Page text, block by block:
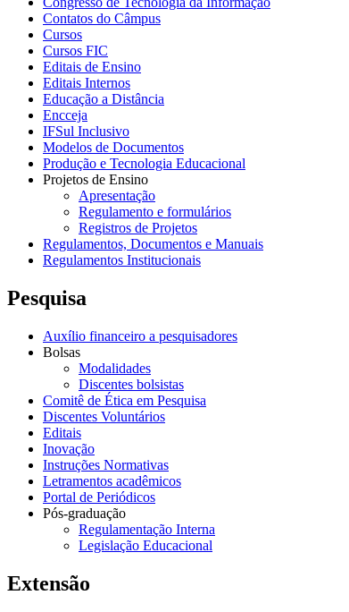
Contatos do Câmpus
Cursos
Cursos FIC
Editais de Ensino
Editais Internos
Educação a Distância
Encceja
IFSul Inclusivo
Modelos de Documentos
Produção e Tecnologia Educacional
Projetos de Ensino
Apresentação
Regulamento e formulários
Registros de Projetos
Regulamentos, Documentos e Manuais
Regulamentos Institucionais
Pesquisa
Auxílio financeiro a pesquisadores
Bolsas
Modalidades
Discentes bolsistas
Comitê de Ética em Pesquisa
Discentes Voluntários
Editais
Inovação
Instruções Normativas
Letramentos acadêmicos
Portal de Periódicos
Pós-graduação
Regulamentação Interna
Legislação Educacional
Extensão